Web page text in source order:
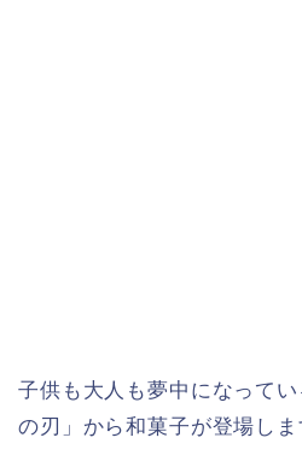
子供も大人も夢中になって
の刃」から和菓子が登場しま